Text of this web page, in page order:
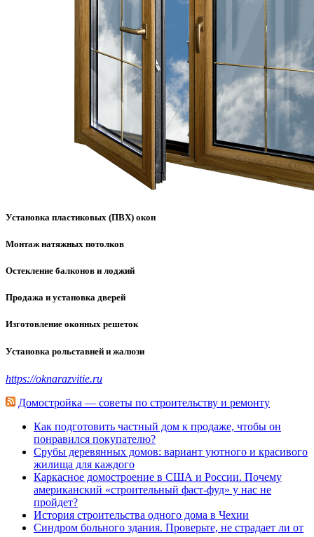
Установка пластиковых (ПВХ) окон
Монтаж натяжных потолков
Остекление балконов и лоджий
Продажа и установка дверей
Изготовление оконных решеток
Установка рольставней и жалюзи
https://oknarazvitie.ru
Домостройка — советы по строительству и ремонту
Как подготовить частный дом к продаже, чтобы он
понравился покупателю?
Срубы деревянных домов: вариант уютного и красивого
жилища для каждого
Каркасное домостроение в США и России. Почему
американский «строительный фаст-фуд» у нас не
пройдет?
История строительства одного дома в Чехии
Синдром больного здания. Проверьте, не страдает ли от